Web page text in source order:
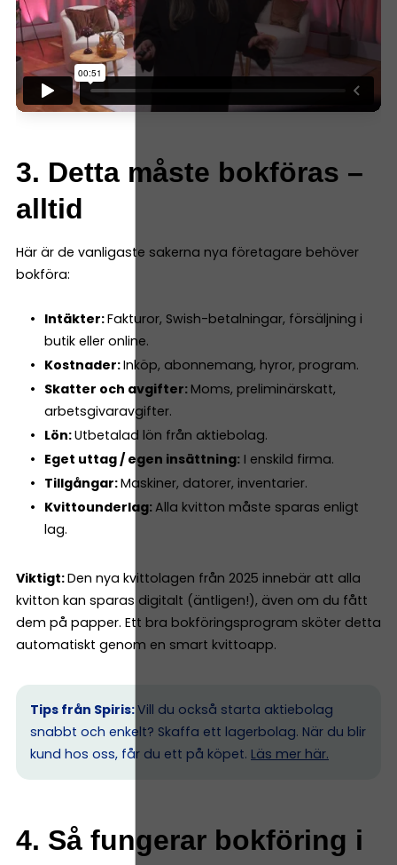
3. Detta måste bokföras –
alltid
Här är de vanligaste sakerna nya företagare behöver
bokföra:
Intäkter:Fakturor, Swish-betalningar, försäljning i
butik eller online.
Kostnader:Inköp, abonnemang, hyror, program.
Skatter och avgifter: Moms, preliminärskatt,
arbetsgivaravgifter.
Lön:Utbetalad lön från aktiebolag.
Eget uttag / egen insättning:I enskild firma.
Tillgångar:Maskiner, datorer, inventarier.
Kvittounderlag:Alla kvitton måste sparas enligt
lag.
Viktigt:Den nya kvittolagen från 2025 innebär att alla
kvitton kan sparas digitalt (äntligen!), även om du fått
dem på papper. Ett bra bokföringsprogram sköter detta
automatiskt genom en smart kvittoapp.
Tips från Spiris:Vill du också starta aktiebolag
snabbt och enkelt? Skaffa ett lagerbolag. När du blir
kund hos oss, får du ett på köpet. Läs mer här.
4. Så fungerar bokföring i